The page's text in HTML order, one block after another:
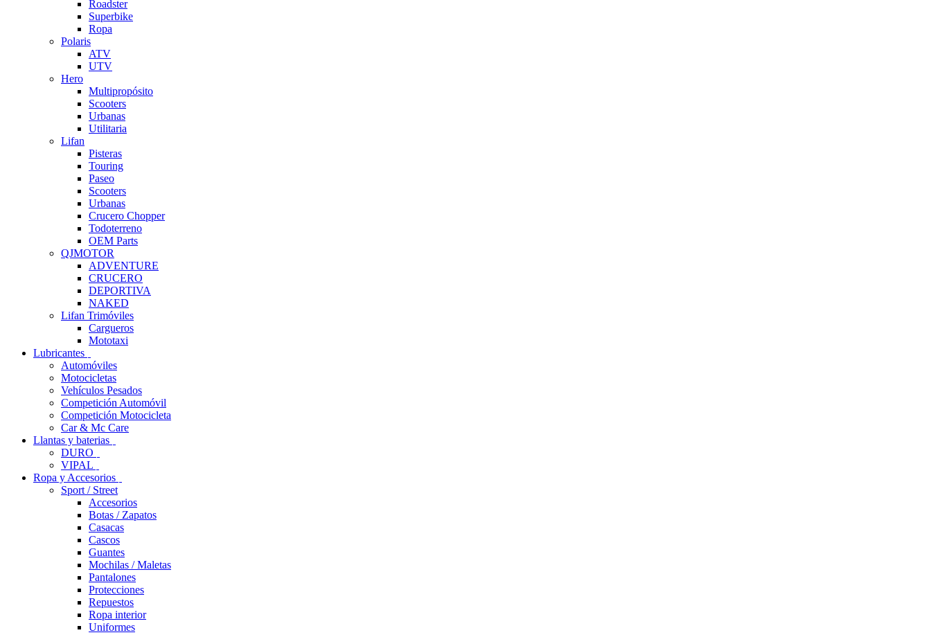
Roadster
Superbike
Ropa
Polaris
ATV
UTV
Hero
Multipropósito
Scooters
Urbanas
Utilitaria
Lifan
Pisteras
Touring
Paseo
Scooters
Urbanas
Crucero Chopper
Todoterreno
OEM Parts
QJMOTOR
ADVENTURE
CRUCERO
DEPORTIVA
NAKED
Lifan Trimóviles
Cargueros
Mototaxi
Lubricantes
Automóviles
Motocicletas
Vehículos Pesados
Competición Automóvil
Competición Motocicleta
Car & Mc Care
Llantas y baterias
DURO
VIPAL
Ropa y Accesorios
Sport / Street
Accesorios
Botas / Zapatos
Casacas
Cascos
Guantes
Mochilas / Maletas
Pantalones
Protecciones
Repuestos
Ropa interior
Uniformes